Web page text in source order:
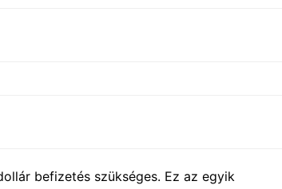
befizetés szükséges. Ez az egyik